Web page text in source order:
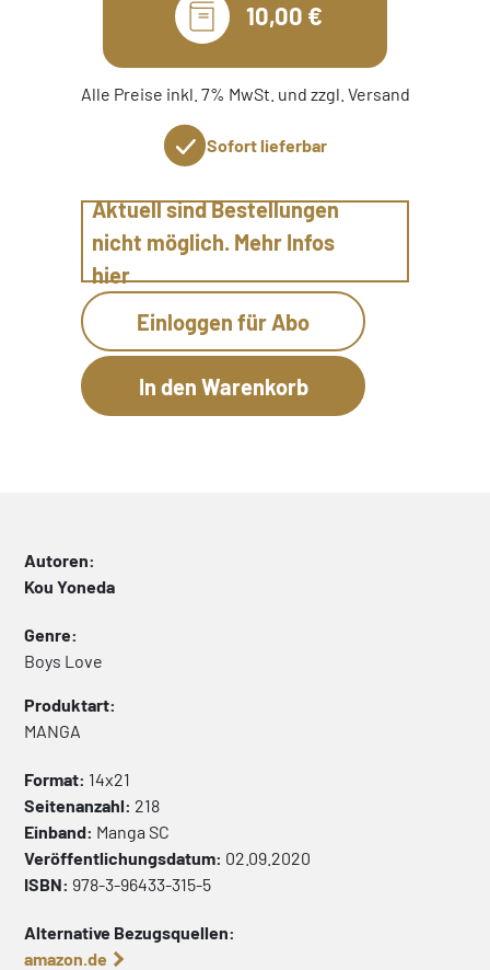
10,00 €
Alle Preise inkl. 7% MwSt. und zzgl. Versand
Sofort lieferbar
Aktuell sind Bestellungen
nicht möglich. Mehr Infos
hier
Einloggen für Abo
Autoren:
Kou Yoneda
Genre:
Boys Love
Produktart:
MANGA
Format: 14x21
Seitenanzahl: 218
Einband: Manga SC
Veröffentlichungsdatum: 02.09.2020
ISBN: 978-3-96433-315-5
Alternative Bezugsquellen:
amazon.de